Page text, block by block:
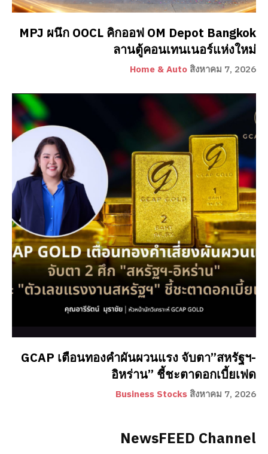
MPJ ผนึก OOCL คิกออฟ OM Depot Bangkok
ลานตู้คอนเทนเนอร์แห่งใหม่
Home & Auto สิงหาคม 7, 2026
GCAP เตือนทองคำผันผวนแรง จับตา”สหรัฐฯ-
อิหร่าน” ชี้ชะตาดอกเบี้ยเฟด
Business Stocks สิงหาคม 7, 2026
NewsFEED Channel